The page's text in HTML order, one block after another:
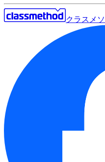
クラスメ